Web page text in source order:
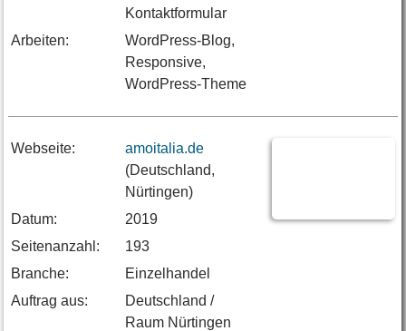
Kontaktformular
Arbeiten:
WordPress-Blog,
Responsive,
WordPress-Theme
Webseite:
amoitalia.de
(Deutschland,
Nürtingen)
Datum:
2019
Seitenanzahl:
193
Branche:
Einzelhandel
Auftrag aus:
Deutschland /
Raum Nürtingen